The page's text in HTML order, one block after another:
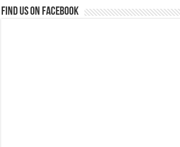
Find us on Facebook